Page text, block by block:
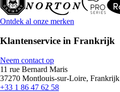
Ontdek al onze merken
Klantenservice in Frankrijk
Neem contact op
11 rue Bernard Maris
37270 Montlouis-sur-Loire, Frankrijk
+33 1 86 47 62 58